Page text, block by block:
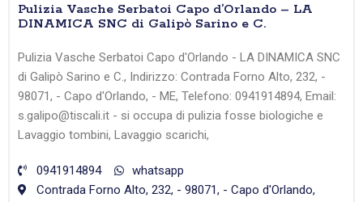
Pulizia Vasche Serbatoi Capo d’Orlando – LA
DINAMICA SNC di Galipò Sarino e C.
Pulizia Vasche Serbatoi Capo d'Orlando - LA DINAMICA SNC
di Galipò Sarino e C., Indirizzo: Contrada Forno Alto, 232, -
98071, - Capo d'Orlando, - ME, Telefono: 0941914894, Email:
s.galipo@tiscali.it - si occupa di pulizia fosse biologiche e
Lavaggio tombini, Lavaggio scarichi,
0941914894
whatsapp
Contrada Forno Alto, 232, - 98071, - Capo d'Orlando,